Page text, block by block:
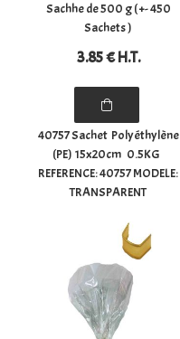
Sachhe de 500 g ( +- 450
Sachets )
3.85€ H.T.
40757 Sachet Polyéthylène
(PE) 15x20cm 0.5KG
REFERENCE: 40757 MODELE:
TRANSPARENT
15x20CM UNITE POUR :
0,5KG (270 BAGS APROX.)